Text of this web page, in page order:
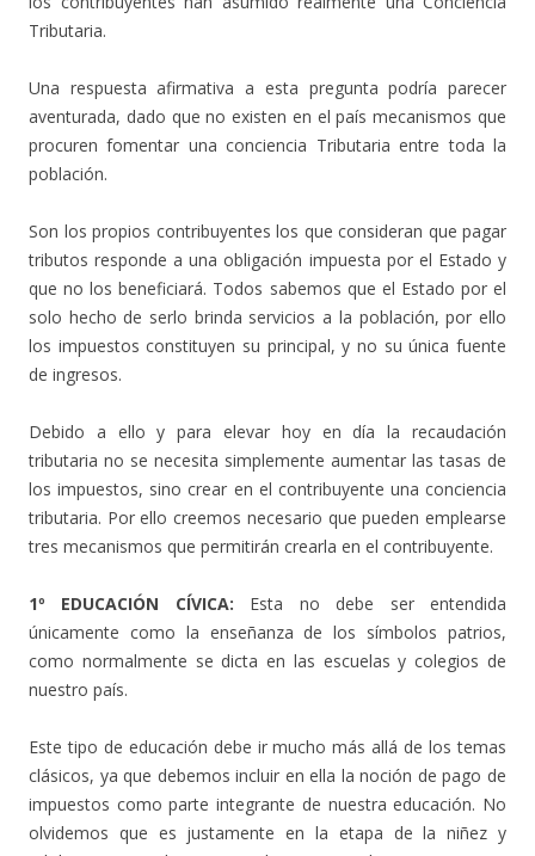
Tributaria.
Una respuesta afirmativa a esta pregunta podría parecer
aventurada, dado que no existen en el país mecanismos que
procuren fomentar una conciencia Tributaria entre toda la
población.
Son los propios contribuyentes los que consideran que pagar
tributos responde a una obligación impuesta por el Estado y
que no los beneficiará. Todos sabemos que el Estado por el
solo hecho de serlo brinda servicios a la población, por ello
los impuestos constituyen su principal, y no su única fuente
de ingresos.
Debido a ello y para elevar hoy en día la recaudación
tributaria no se necesita simplemente aumentar las tasas de
los impuestos, sino crear en el contribuyente una conciencia
tributaria. Por ello creemos necesario que pueden emplearse
tres mecanismos que permitirán crearla en el contribuyente.
1º EDUCACIÓN CÍVICA: Esta no debe ser entendida
únicamente como la enseñanza de los símbolos patrios,
como normalmente se dicta en las escuelas y colegios de
nuestro país.
Este tipo de educación debe ir mucho más allá de los temas
clásicos, ya que debemos incluir en ella la noción de pago de
impuestos como parte integrante de nuestra educación. No
olvidemos que es justamente en la etapa de la niñez y